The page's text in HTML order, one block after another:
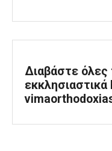
Διαβάστε όλες